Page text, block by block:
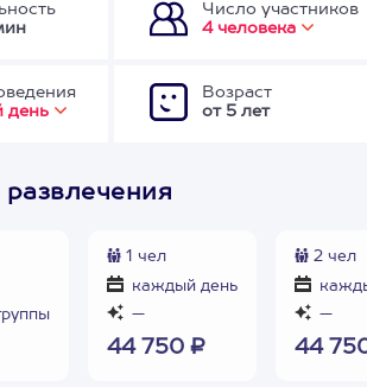
Число участников
4 человека
день
Возраст
от 5 лет
1 чел
каждый день
—
44 750 ₽
2 чел
—
44